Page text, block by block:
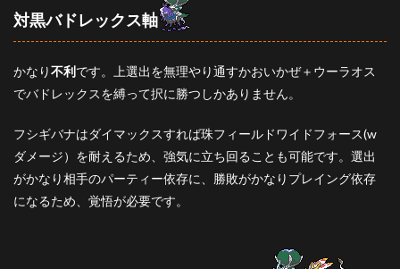
対黒バドレックス軸
かなり不利です。上選出を無理やり通すかおいかぜ＋ウーラオス
でバドレックスを縛って択に勝つしかありません。
フシギバナはダイマックスすれば珠フィールドワイドフォース(w
ダメージ）を耐えるため、強気に立ち回ることも可能です。選出
がかなり相手のパーティー依存に、勝敗がかなりプレイング依存
になるため、覚悟が必要です。